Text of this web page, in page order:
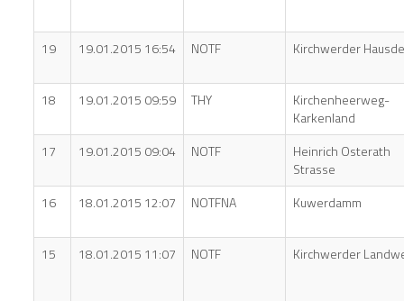
19 19.01.2015 16:54 NOTF Kirchwerder
18 19.01.2015 09:59 THY
Kirchenheerweg-
Karkenland
17
19.01.2015 09:04 NOTF
Heinrich Osterath
Strasse
16
18.01.2015 12:07 NOTFNA Kuwerdamm
15 18.01.2015 11:07 NOTF Kirchwerder